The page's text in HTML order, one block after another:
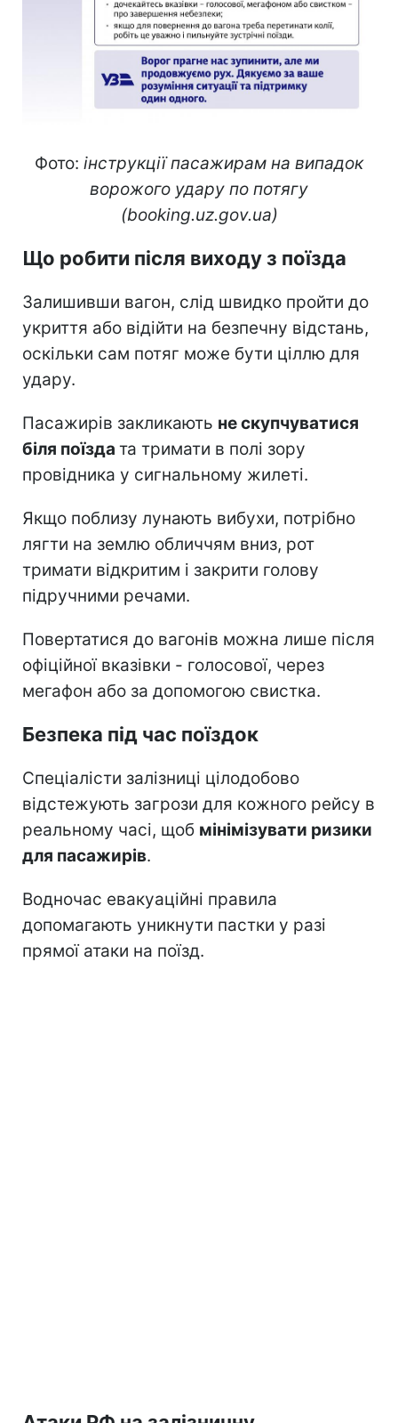
Фото: інструкції пасажирам на випадок
ворожого удару по потягу
(booking.uz.gov.ua)
Що робити після виходу з поїзда
Залишивши вагон, слід швидко пройти до
укриття або відійти на безпечну відстань,
оскільки сам потяг може бути ціллю для
удару.
Пасажирів закликають не скупчуватися
біля поїзда та тримати в полі зору
провідника у сигнальному жилеті.
Якщо поблизу лунають вибухи, потрібно
лягти на землю обличчям вниз, рот
тримати відкритим і закрити голову
підручними речами.
Повертатися до вагонів можна лише після
офіційної вказівки - голосової, через
мегафон або за допомогою свистка.
Безпека під час поїздок
Спеціалісти залізниці цілодобово
відстежують загрози для кожного рейсу в
реальному часі, щоб мінімізувати ризики
для пасажирів.
Водночас евакуаційні правила
допомагають уникнути пастки у разі
прямої атаки на поїзд.